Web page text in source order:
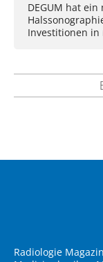
DEGUM hat
Investitionen in
Radiologie